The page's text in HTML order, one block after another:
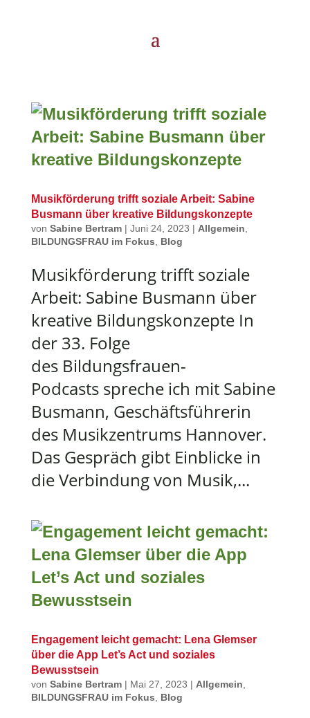
Musikförderung trifft soziale Arbeit: Sabine
Busmann über kreative Bildungskonzepte
von Sabine Bertram| Juni 24, 2023 | Allgemein
BILDUNGSFRAU im Fokus
Blog
Musikförderung trifft soziale
Arbeit: Sabine Busmann über
kreative Bildungskonzepte In
der 33. Folge
des Bildungsfrauen-
Podcasts spreche ich mit Sabine
Busmann, Geschäftsführerin
des Musikzentrums Hannover.
Das Gespräch gibt Einblicke in
die Verbindung von Musik,...
Engagement leicht gemacht: Lena Glemser
über die App Let’s Act und soziales
Bewusstsein
von Sabine Bertram| Mai 27, 2023 | Allgemein
BILDUNGSFRAU im Fokus
Blog